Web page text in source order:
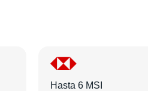
Hasta 6 MSI